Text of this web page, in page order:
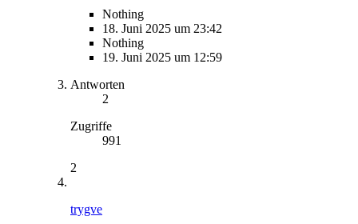
Nothing
18. Juni 2025 um 23:42
Nothing
19. Juni 2025 um 12:59
Antworten
2
Zugriffe
991
2
trygve